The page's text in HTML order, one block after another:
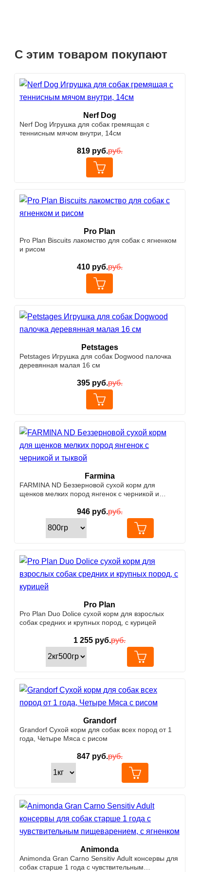
С этим товаром покупают
Nerf Dog
Nerf Dog Игрушка для собак гремящая с
теннисным мячом внутри, 14см
819руб.руб.
Pro Plan
Pro Plan Biscuits лакомство для собак с ягненком
и рисом
410руб.руб.
Petstages
Petstages Игрушка для собак Dogwood палочка
деревянная малая 16 см
395руб.руб.
Farmina
FARMINA ND Беззерновой cухой корм для
щенков мелких пород янгенок с черникой и
946руб.руб.
Pro Plan
Pro Plan Duo Dolice сухой корм для взрослых
собак средних и крупных пород, с курицей
1 255 руб.руб.
Grandorf
Grandorf Сухой корм для собак всех пород от 1
года, Четыре Мяса с рисом
847руб.руб.
Animonda
Animonda Gran Carno Sensitiv Adult консервы для
собак старше 1 года с чувствительным